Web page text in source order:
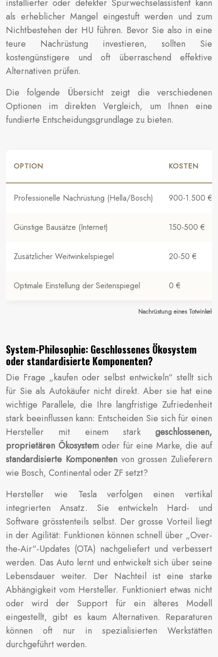
installierter oder defekter Spurwechselassistent kann
als erheblicher Mangel eingestuft werden und zum
Nichtbestehen der HU führen. Bevor Sie also in eine
teure Nachrüstung investieren, sollten Sie
kostengünstigere und oft überraschend effektive
Alternativen prüfen.
Die folgende Übersicht zeigt die verschiedenen
Optionen im direkten Vergleich, um Ihnen eine
fundierte Entscheidungsgrundlage zu bieten.
Nachrüstung eines Totwinkel-
OPTION KOSTEN
Professionelle Nachrüstung (Hella/Bosch) 900-1.500 €
Günstige Bausätze (Internet) 150-500 €
Zusätzlicher Weitwinkelspiegel 20-50 €
Optimale Einstellung der Seitenspiegel 0 €
System-Philosophie: Geschlossenes Ökosystem
oder standardisierte Komponenten?
Die Frage „kaufen oder selbst entwickeln“ stellt sich
für Sie als Autokäufer nicht direkt. Aber sie hat eine
wichtige Parallele, die Ihre langfristige Zufriedenheit
stark beeinflussen kann: Entscheiden Sie sich für einen
Hersteller mit einem stark geschlossenen,
proprietären Ökosystemoder für eine Marke, die auf
standardisierte Komponentenvon grossen Zulieferern
wie Bosch, Continental oder ZF setzt?
Hersteller wie Tesla verfolgen einen vertikal
integrierten Ansatz. Sie entwickeln Hard- und
Software grösstenteils selbst. Der grosse Vorteil liegt
in der Agilität: Funktionen können schnell über „Over-
the-Air“-Updates (OTA) nachgeliefert und verbessert
werden. Das Auto lernt und entwickelt sich über seine
Lebensdauer weiter. Der Nachteil ist eine starke
Abhängigkeit vom Hersteller. Funktioniert etwas nicht
oder wird der Support für ein älteres Modell
eingestellt, gibt es kaum Alternativen. Reparaturen
können oft nur in spezialisierten Werkstätten
durchgeführt werden.